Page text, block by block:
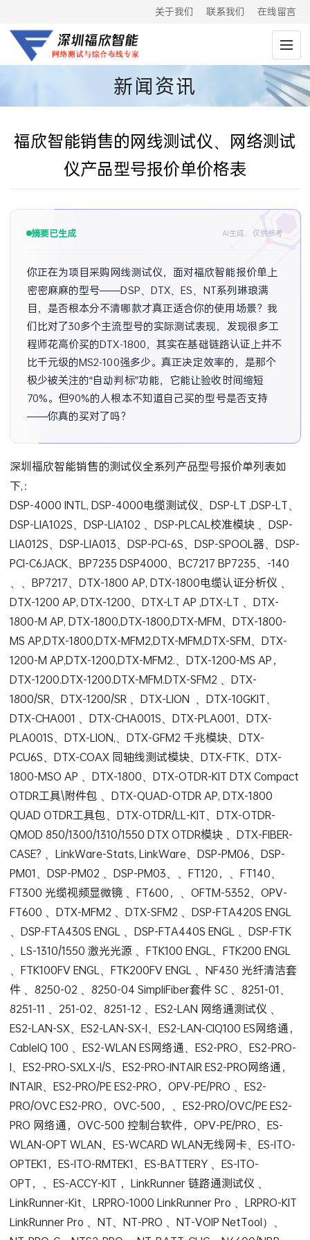
关于我们 联系我们 在线留言
新闻资讯
福欣智能销售的网线测试仪、网络测试
仪产品型号报价单价格表
摘要已生成 AI生成，仅供参考
你正在为项目采购网线测试仪，面对福欣智能报价单上
密密麻麻的型号——DSP、DTX、ES、NT系列琳琅满
目，是否根本分不清哪款才真正适合你的使用场景？我
们比对了30多个主流型号的实际测试表现，发现很多工
程师花高价买的DTX-1800，其实在基础链路认证上并不
比千元级的MS2-100强多少。真正决定效率的，是那个
极少被关注的“自动判标”功能，它能让验收时间缩短
70%。但90%的人根本不知道自己买的型号是否支持
——你真的买对了吗？
深圳福欣智能销售的测试仪全系列产品型号报价单列表如
下,：
DSP-4000 INTL, DSP-4000电缆测试仪、DSP-LT ,DSP-LT、
DSP-LIA102S、DSP-LIA102 、DSP-PLCAL校准模块 、DSP-
LIA012S、DSP-LIA013、DSP-PCI-6S、DSP-SPOOL器、DSP-
PCI-C6JACK、BP7235 DSP4000、BC7217 BP7235、-140
、、BP7217、DTX-1800 AP, DTX-1800电缆认证分析仪 、
DTX-1200 AP, DTX-1200、DTX-LT AP ,DTX-LT 、DTX-
1800-M AP, DTX-1800,DTX-1800,DTX-MFM、DTX-1800-
MS AP,DTX-1800,DTX-MFM2,DTX-MFM,DTX-SFM、DTX-
1200-M AP,DTX-1200,DTX-MFM2.、DTX-1200-MS AP，
DTX-1200.DTX-1200.DTX-MFM.DTX-SFM2 、DTX-
1800/SR、DTX-1200/SR 、DTX-LION 、DTX-10GKIT、
DTX-CHA001 、DTX-CHA001S、DTX-PLA001、DTX-
PLA001S、DTX-LION,、DTX-GFM2 千兆模块、DTX-
PCU6S、DTX-COAX 同轴线测试模块、DTX-FTK、DTX-
1800-MSO AP 、DTX-1800、DTX-OTDR-KIT DTX Compact
OTDR工具\附件包 、DTX-QUAD-OTDR AP, DTX-1800
QUAD OTDR工具包、DTX-OTDR/LL-KIT、DTX-OTDR-
QMOD 850/1300/1310/1550 DTX OTDR模块 、DTX-FIBER-
CASE? 、LinkWare-Stats, LinkWare、DSP-PM06、DSP-
PM01、DSP-PM02 、DSP-PM03、、FT120，、FT140、
FT300 光缆视频显微镜 、FT600，、OFTM-5352、OPV-
FT600 、DTX-MFM2 、DTX-SFM2 、DSP-FTA420S ENGL
、DSP-FTA430S ENGL 、DSP-FTA440S ENGL 、DSP-FTK
、LS-1310/1550 激光光源 、FTK100 ENGL、FTK200 ENGL
、FTK100FV ENGL、FTK200FV ENGL 、NF430 光纤清洁套
件 、8250-02 、8250-04 SimpliFiber套件 SC 、8251-01、
8251-11 、251-02、8251-12 、ES2-LAN 网络通测试仪 、
ES2-LAN-SX、ES2-LAN-SX-I、ES2-LAN-CIQ100 ES网络通，
CableIQ 100 、ES2-WLAN ES网络通、ES2-PRO、ES2-PRO-
I、ES2-PRO-SXLX-I/S、ES2-PRO-INTAIR ES2-PRO网络通，
INTAIR、ES2-PRO/PE ES2-PRO，OPV-PE/PRO 、ES2-
PRO/OVC ES2-PRO，OVC-500，、ES2-PRO/OVC/PE ES2-
PRO 网络通，OVC-500 控制台软件，OPV-PE/PRO、ES-
WLAN-OPT WLAN、ES-WCARD WLAN无线网卡、ES-ITO-
OPTEK1，ES-ITO-RMTEK1、ES-BATTERY 、ES-ITO-
OPT，、ES-ACCY-KIT ，LinkRunner 链路通测试仪 、
LinkRunner-Kit、LRPRO-1000 LinkRunner Pro 、LRPRO-KIT
LinkRunner Pro 、NT、NT-PRO 、NT-VOIP NetTool）、